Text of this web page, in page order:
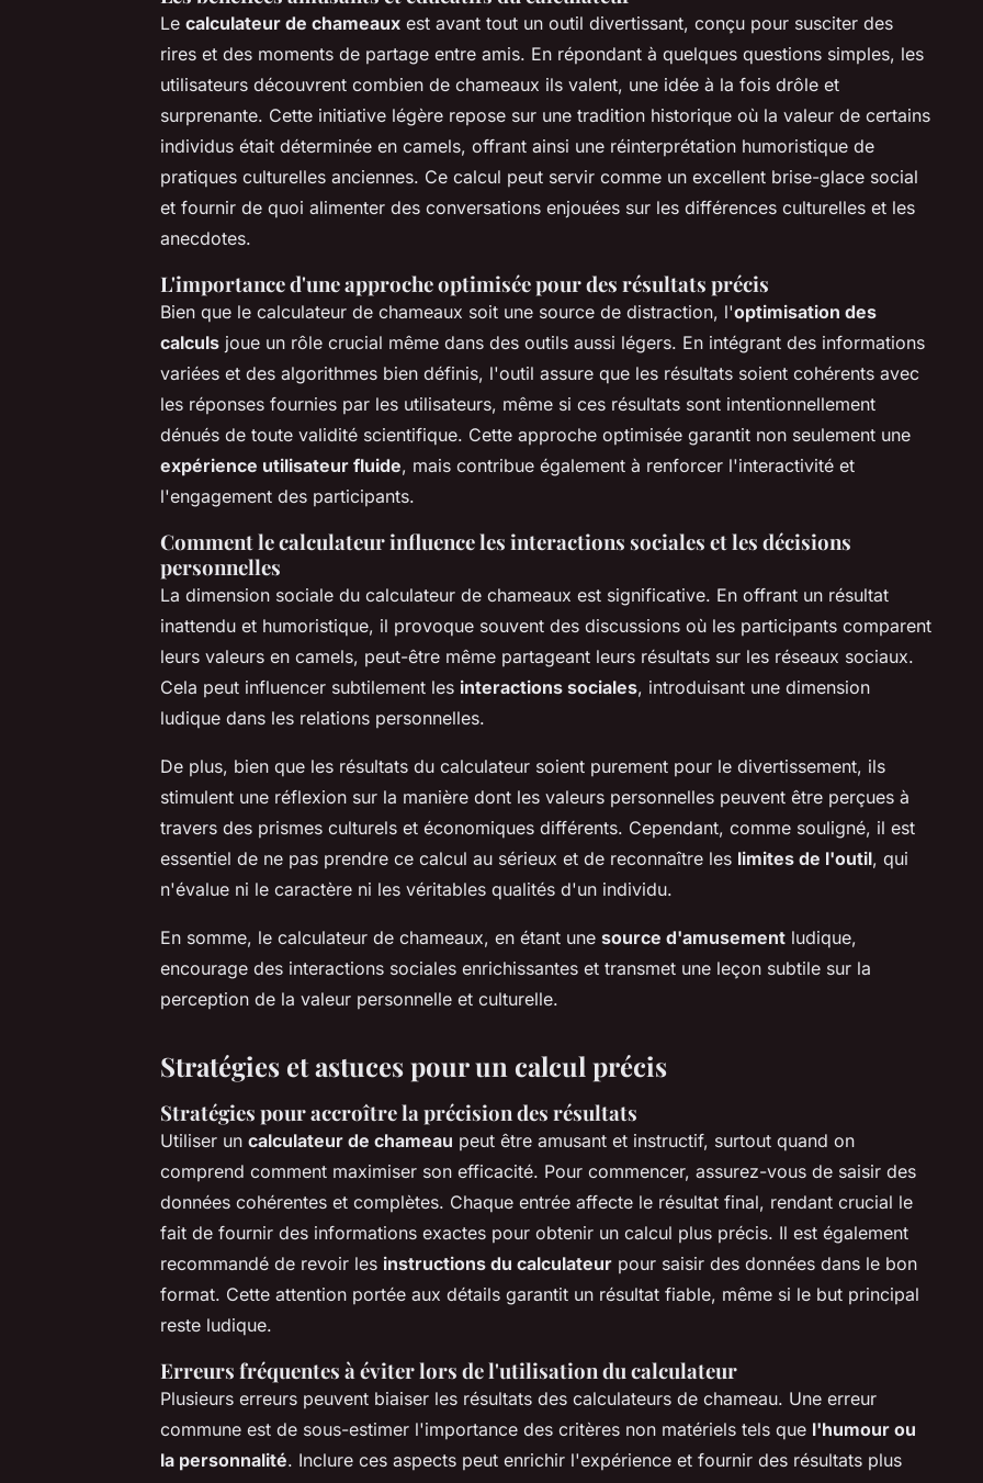
Le calculateur de chameaux est avant tout un outil divertissant, conçu pour susciter des
rires et des moments de partage entre amis. En répondant à quelques questions simples, les
utilisateurs découvrent combien de chameaux ils valent, une idée à la fois drôle et
surprenante. Cette initiative légère repose sur une tradition historique où la valeur de certains
individus était déterminée en camels, offrant ainsi une réinterprétation humoristique de
pratiques culturelles anciennes. Ce calcul peut servir comme un excellent brise-glace social
et fournir de quoi alimenter des conversations enjouées sur les différences culturelles et les
anecdotes.
L'importance d'une approche optimisée pour des résultats précis
Bien que le calculateur de chameaux soit une source de distraction, l'optimisation des
calculs joue un rôle crucial même dans des outils aussi légers. En intégrant des informations
variées et des algorithmes bien définis, l'outil assure que les résultats soient cohérents avec
les réponses fournies par les utilisateurs, même si ces résultats sont intentionnellement
dénués de toute validité scientifique. Cette approche optimisée garantit non seulement une
expérience utilisateur fluide, mais contribue également à renforcer l'interactivité et
l'engagement des participants.
Comment le calculateur influence les interactions sociales et les décisions
personnelles
La dimension sociale du calculateur de chameaux est significative. En offrant un résultat
inattendu et humoristique, il provoque souvent des discussions où les participants comparent
leurs valeurs en camels, peut-être même partageant leurs résultats sur les réseaux sociaux.
Cela peut influencer subtilement les interactions sociales, introduisant une dimension
ludique dans les relations personnelles.
De plus, bien que les résultats du calculateur soient purement pour le divertissement, ils
stimulent une réflexion sur la manière dont les valeurs personnelles peuvent être perçues à
travers des prismes culturels et économiques différents. Cependant, comme souligné, il est
essentiel de ne pas prendre ce calcul au sérieux et de reconnaître les limites de l'outil, qui
n'évalue ni le caractère ni les véritables qualités d'un individu.
En somme, le calculateur de chameaux, en étant une source d'amusement ludique,
encourage des interactions sociales enrichissantes et transmet une leçon subtile sur la
perception de la valeur personnelle et culturelle.
Stratégies et astuces pour un calcul précis
Stratégies pour accroître la précision des résultats
Utiliser un calculateur de chameau peut être amusant et instructif, surtout quand on
comprend comment maximiser son efficacité. Pour commencer, assurez-vous de saisir des
données cohérentes et complètes. Chaque entrée affecte le résultat final, rendant crucial le
fait de fournir des informations exactes pour obtenir un calcul plus précis. Il est également
recommandé de revoir les instructions du calculateur pour saisir des données dans le bon
format. Cette attention portée aux détails garantit un résultat fiable, même si le but principal
reste ludique.
Erreurs fréquentes à éviter lors de l'utilisation du calculateur
Plusieurs erreurs peuvent biaiser les résultats des calculateurs de chameau. Une erreur
commune est de sous-estimer l'importance des critères non matériels tels que l'humour ou
la personnalité. Inclure ces aspects peut enrichir l'expérience et fournir des résultats plus